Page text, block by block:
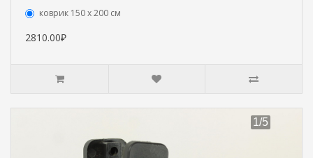
коврик 150 х 200 см
2810.00₽